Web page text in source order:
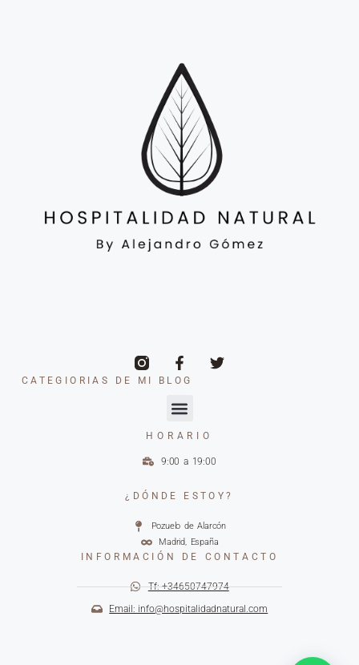
CATEGIORIAS DE MI BLOG
HORARIO
9:00 a 19:00
¿DÓNDE ESTOY?
Pozuelo de Alarcón
Madrid, España
INFORMACIÓN DE CONTACTO
Tf: +34650747974
Email: info@hospitalidadnatural.com